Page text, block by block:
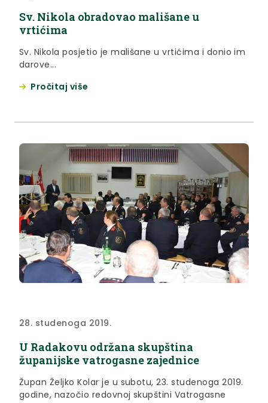
Sv. Nikola obradovao mališane u
vrtićima
Sv. Nikola posjetio je mališane u vrtićima i donio im
darove...
Pročitaj više
28. studenoga 2019.
U Radakovu održana skupština
županijske vatrogasne zajednice
Župan Željko Kolar je u subotu, 23. studenoga 2019.
godine, nazočio redovnoj skupštini Vatrogasne